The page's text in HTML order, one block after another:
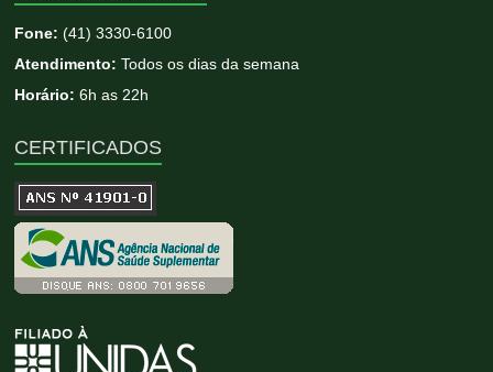
Fone:(41) 3330-6100
Atendimento: Todos os dias da semana
Horário: 6h as 22h
CERTIFICADOS